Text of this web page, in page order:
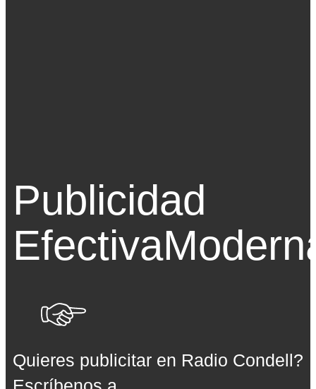
Publicidad
Efectiva
Quieres publicitar en Radio Condell?